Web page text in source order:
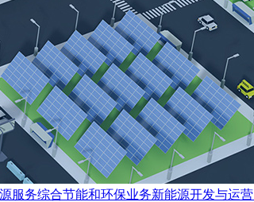
服务综合节能和环保业务新能源开发与运营